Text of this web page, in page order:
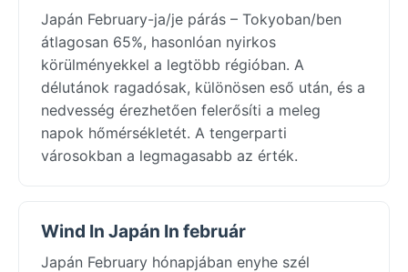
Japán February-ja/je párás – Tokyoban/ben
átlagosan 65%, hasonlóan nyirkos
körülményekkel a legtöbb régióban. A
délutánok ragadósak, különösen eső után, és a
nedvesség érezhetően felerősíti a meleg
napok hőmérsékletét. A tengerparti
városokban a legmagasabb az érték.
Wind In Japán In február
Japán February hónapjában enyhe szél